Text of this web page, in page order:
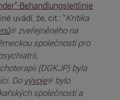
Behandlungsleitlinie
uvádí, že, cit.: "Kritika
zveřejněného na
společností pro
(DGKJP) byla
Do vývoje
bylo
společností a